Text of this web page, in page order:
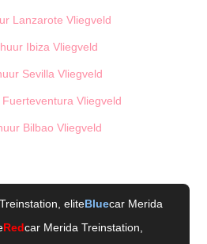
Lanzarote Vliegveld
Ibiza Vliegveld
Sevilla Vliegveld
Vliegveld
Bilbao Vliegveld
, eliteBluecar Merida
Redcar Merida Treinstation